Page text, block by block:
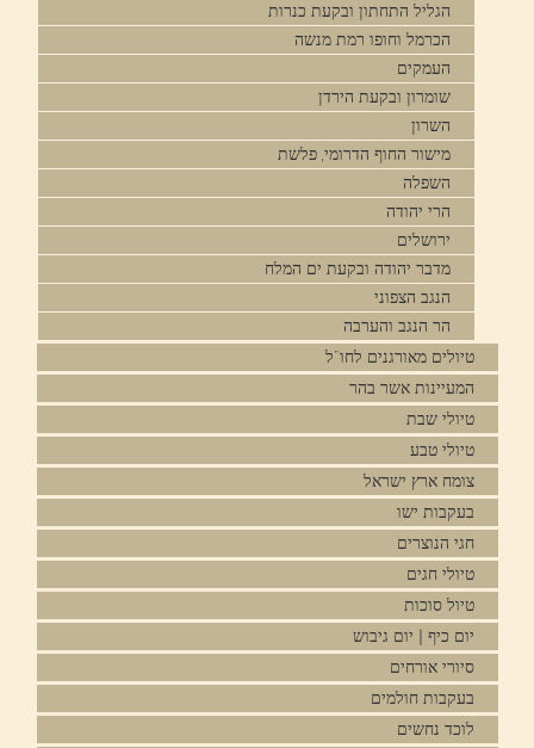
הגליל התחתון ובקעת כנרות
הכרמל וחופו רמת מנשה
העמקים
שומרון ובקעת הירדן
השרון
מישור החוף הדרומי, פלשת
השפלה
הרי יהודה
ירושלים
מדבר יהודה ובקעת ים המלח
הנגב הצפוני
הר הנגב והערבה
טיולים מאורגנים לחו"ל
המעיינות אשר בהר
טיולי שבת
טיולי טבע
צומח ארץ ישראל
בעקבות ישו
חגי הנוצרים
טיולי חגים
טיול סוכות
יום כיף | יום גיבוש
סיורי אורחים
בעקבות חולמים
לוכד נחשים